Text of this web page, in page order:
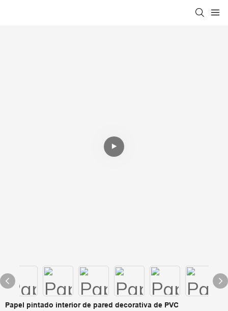
Papel pintado interior de pared decorativa de PVC